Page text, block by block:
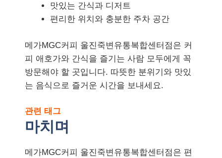
맛있는 간식과 디저트
편리한 위치와 충분한 주차 공간
메가MGC커피 울진죽변유통복합센터점은 커
피 애호가와 간식을 즐기는 사람 모두에게 꼭
방문해야 할 곳입니다. 따뜻한 분위기와 맛있
는 음식으로 즐거운 시간을 보내세요.
관련 태그
마치며
메가MGC커피 울진죽변유통복합센터점은 편